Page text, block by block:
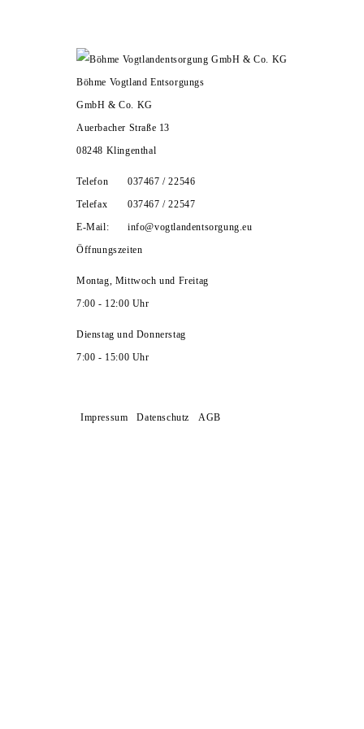
KARRIERE
Böhme Vogtland Entsorgungs
GmbH & Co. KG
Auerbacher Straße 13
08248 Klingenthal
Telefon
037467 / 22546
Telefax
037467 / 22547
E-Mail:
info@vogtlandentsorgung.eu
Öffnungszeiten
Montag, Mittwoch und Freitag
7:00 - 12:00 Uhr
Dienstag und Donnerstag
7:00 - 15:00 Uhr
Impressum Datenschutz AGB